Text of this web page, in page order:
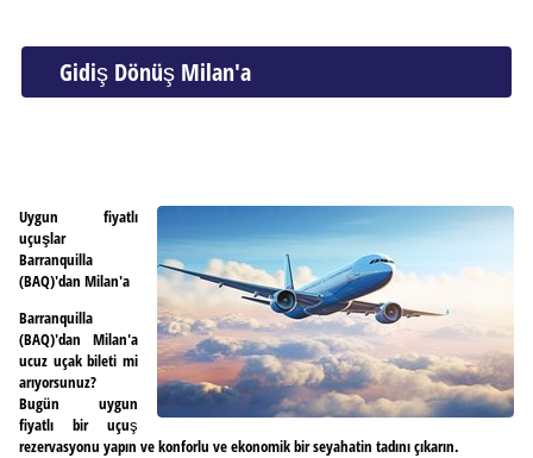
Gidiş Dönüş Milan'a
Uygun fiyatlı
uçuşlar
Barranquilla
(BAQ)'dan Milan'a
Barranquilla
(BAQ)'dan Milan'a
ucuz uçak bileti mi
arıyorsunuz?
Bugün uygun
fiyatlı bir uçuş
rezervasyonu yapın ve konforlu ve ekonomik bir seyahatin tadını çıkarın.